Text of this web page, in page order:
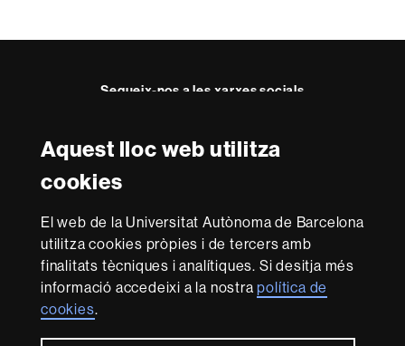
Aquest lloc web utilitza
cookies
El web de la Universitat Autònoma de Barcelona
utilitza cookies pròpies i de tercers amb
finalitats tècniques i analítiques. Si desitja més
informació accedeixi a la nostrapolítica de
cookies.
Segueix-nos a les xarxes socials
Reconeixement internacional de l'excel·lència
in
Research
-
Euraxess
Amb el finançament de
Sobre